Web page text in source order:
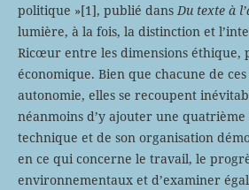
politique »[1], publié dans Du texte à
lumière, à la fois, la distinction et
Ricœur entre les dimensions éthique,
économique. Bien que chacune de
autonomie, elles se recoupent
néanmoins d’y ajouter une
technique et de son organisation
en ce qui concerne le travail, le
environnementaux et d’examiner